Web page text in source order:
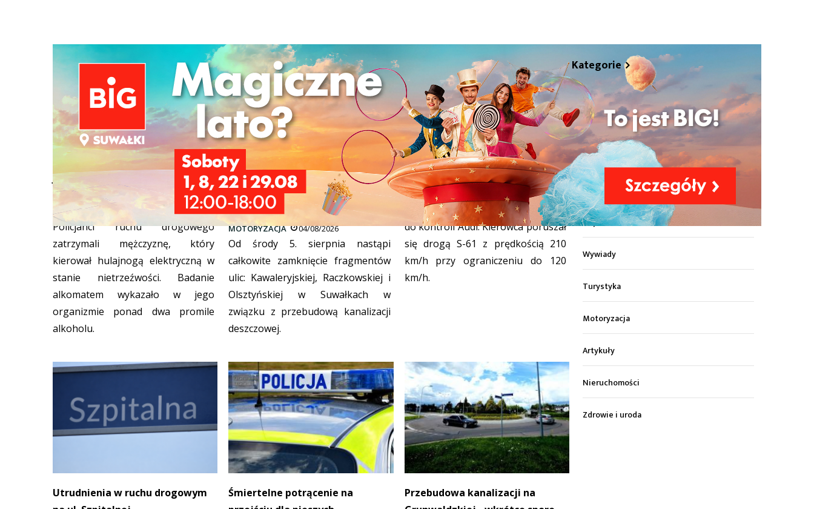
Jechał hulajnogą mając ponad
dwa promile
MOTORYZACJA 05/08/2026
Policjanci ruchu drogowego
zatrzymali mężczyznę, który
kierował hulajnogą elektryczną w
stanie nietrzeźwości. Badanie
alkomatem wykazało w jego
organizmie ponad dwa promile
alkoholu.
Utrudnienia drogowe na
Kawaleryjskiej, Raczkowskiej i
Olsztyńskiej
MOTORYZACJA 04/08/2026
Od środy 5. sierpnia nastąpi
całkowite zamknięcie fragmentów
ulic: Kawaleryjskiej, Raczkowskiej i
Olsztyńskiej w Suwałkach w
związku z przebudową kanalizacji
deszczowej.
Ponad 200 km/h na S-61
MOTORYZACJA 03/08/2026
Policjanci z grupy SPEED zatrzymali
do kontroli Audi. Kierowca poruszał
się drogą S-61 z prędkością 210
km/h przy ograniczeniu do 120
km/h.
Utrudnienia w ruchu drogowym
Śmiertelne potrącenie na
Przebudowa kanalizacji na
Kategorie
Z życia miasta
Sport
Kultura
Wiadomości z regionu
Z życia szkół
Wywiady
Turystyka
Motoryzacja
Artykuły
Nieruchomości
Zdrowie i uroda